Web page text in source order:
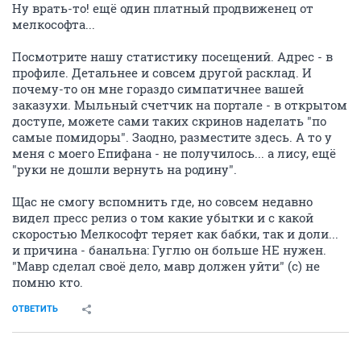
Ну врать-то! ещё один платный продвиженец от
мелкософта...
Посмотрите нашу статистику посещений. Адрес - в
профиле. Детальнее и совсем другой расклад. И
почему-то он мне гораздо симпатичнее вашей
заказухи. Мыльный счетчик на портале - в открытом
доступе, можете сами таких скринов наделать "по
самые помидоры". Заодно, разместите здесь. А то у
меня с моего Епифана - не получилось... а лису, ещё
"руки не дошли вернуть на родину".
Щас не смогу вспомнить где, но совсем недавно
видел пресс релиз о том какие убытки и с какой
скоростью Мелкософт теряет как бабки, так и доли...
и причина - банальна: Гуглю он больше НЕ нужен.
"Мавр сделал своё дело, мавр должен уйти" (с) не
помню кто.
ОТВЕТИТЬ